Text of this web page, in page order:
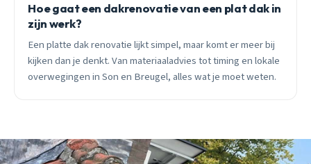
Hoe gaat een dakrenovatie van een plat dak in
zijn werk?
Een platte dak renovatie lijkt simpel, maar komt er meer bij
kijken dan je denkt. Van materiaaladvies tot timing en lokale
overwegingen in Son en Breugel, alles wat je moet weten.